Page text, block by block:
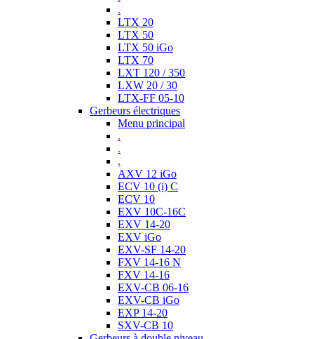
.
LTX 20
LTX 50
LTX 50 iGo
LTX 70
LXT 120 / 350
LXW 20 / 30
LTX-FF 05-10
Gerbeurs électriques
Menu principal
.
.
.
AXV 12 iGo
ECV 10 (i) C
ECV 10
EXV 10C-16C
EXV 14-20
EXV iGo
EXV-SF 14-20
FXV 14-16 N
FXV 14-16
EXV-CB 06-16
EXV-CB iGo
EXP 14-20
SXV-CB 10